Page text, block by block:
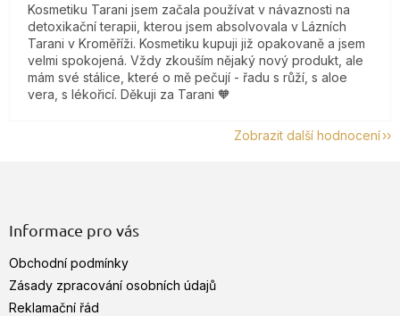
Kosmetiku Tarani jsem začala používat v návaznosti na
detoxikační terapii, kterou jsem absolvovala v Lázních
Tarani v Kroměříži. Kosmetiku kupuji již opakovaně a jsem
velmi spokojená. Vždy zkouším nějaký nový produkt, ale
mám své stálice, které o mě pečují - řadu s růží, s aloe
vera, s lékořicí. Děkuji za Tarani 🧡
Zobrazit další hodnocení
Informace pro vás
Obchodní podmínky
Zásady zpracování osobních údajů
Reklamační řád